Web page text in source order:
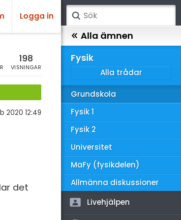
Logga in
198
VISNINGAR
2020 12:49
det
Alla ämnen
Fysik
Alla trådar
Grundskola
Fysik 1
Fysik 2
Universitet
MaFy (fysikdelen)
Allmänna diskussioner
Livehjälpen